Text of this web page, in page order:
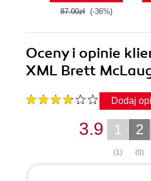
87.00zł (-36%)
Oceny i opinie
XML Brett
Dodaj
2
(0)
1
(1)
3.9